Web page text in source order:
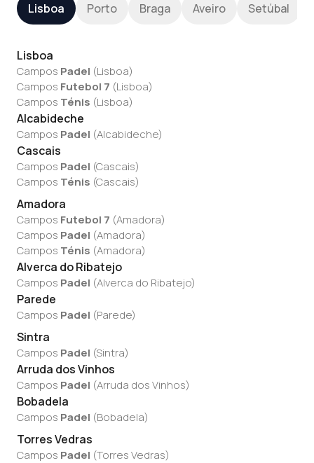
Lisboa Porto Braga Aveiro Setúbal
Lisboa
Campos Padel (Lisboa)
Campos Futebol 7 (Lisboa)
Campos Ténis (Lisboa)
Alcabideche
Campos Padel (Alcabideche)
Cascais
Campos Padel (Cascais)
Campos Ténis (Cascais)
Amadora
Campos Futebol 7 (Amadora)
Campos Padel (Amadora)
Campos Ténis (Amadora)
Alverca do Ribatejo
Campos Padel (Alverca do Ribatejo)
Parede
Campos Padel (Parede)
Sintra
Campos Padel (Sintra)
Arruda dos Vinhos
Campos Padel (Arruda dos Vinhos)
Bobadela
Campos Padel (Bobadela)
Torres Vedras
Campos Padel (Torres Vedras)